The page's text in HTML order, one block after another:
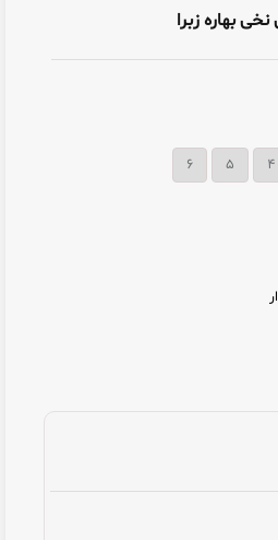
بهاره زبرا
۴ ۵ ۶